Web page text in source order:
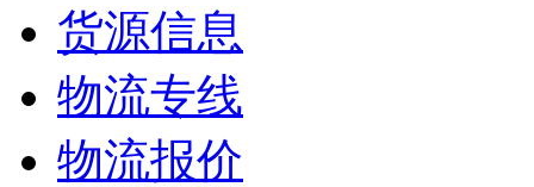
货源信息
物流专线
物流报价